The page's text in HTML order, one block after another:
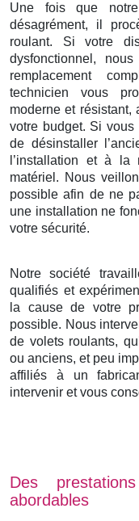
Une fois que
désagrément, il
roulant. Si votre
dysfonctionnel,
remplacement
technicien vous
moderne et résistant,
votre budget. Si
de désinstaller
l’installation et à
matériel. Nous
possible afin de ne
une installation ne
votre sécurité.
Notre société
qualifiés et
la cause de votre
possible. Nous
de volets roulants,
ou anciens, et peu
affiliés à un
intervenir et vous
Des
abordables